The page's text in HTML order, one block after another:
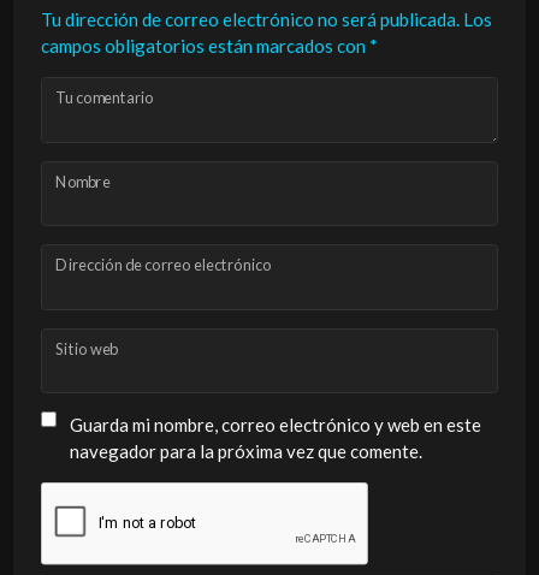
Tu dirección de correo electrónico no será publicada. Los
campos obligatorios están marcados con *
Tu comentario
Nombre
Dirección de correo electrónico
Sitio web
Guarda mi nombre, correo electrónico y web en este
navegador para la próxima vez que comente.